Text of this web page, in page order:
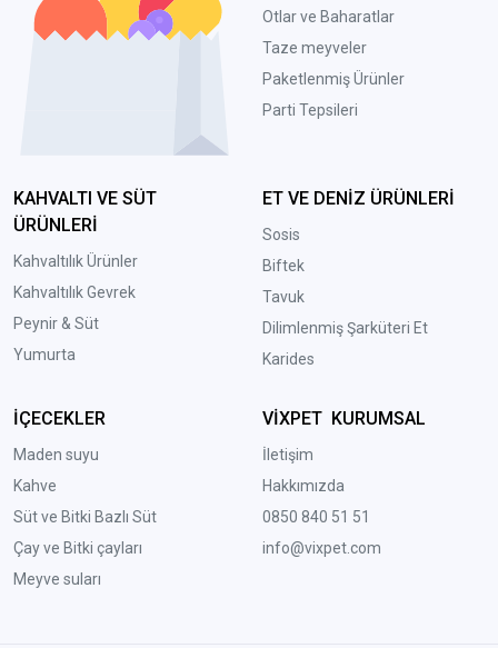
Otlar ve Baharatlar
Taze meyveler
Paketlenmiş Ürünler
Parti Tepsileri
KAHVALTI VE SÜT
ÜRÜNLERİ
Kahvaltılık Ürünler
Kahvaltılık Gevrek
Peynir & Süt
Yumurta
ET VE DENİZ ÜRÜNLERİ
Sosis
Biftek
Tavuk
Dilimlenmiş Şarküteri Et
Karides
İÇECEKLER
Maden suyu
Kahve
Süt ve Bitki Bazlı Süt
Çay ve Bitki çayları
Meyve suları
VİXPET KURUMSAL
İletişim
Hakkımızda
0850 840 51 51
info@vixpet.com